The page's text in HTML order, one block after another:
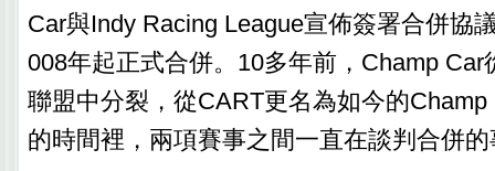
Car與Indy Racing League宣佈簽署合併協
008年起正式合併。10多年前，Champ Car
聯盟中分裂，從CART更名為如今的
的時間裡，兩項賽事之間一直在談判合併